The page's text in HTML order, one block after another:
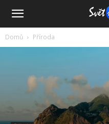
Domů Příroda